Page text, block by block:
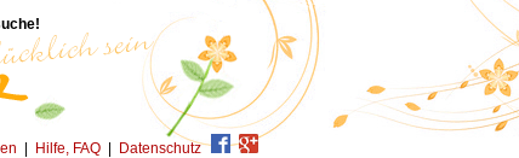
Hilfe, FAQ Datenschutz